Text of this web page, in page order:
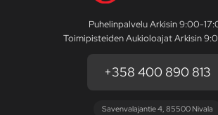
Puhelinpalvelu Arkisin 9:00-
Toimipisteiden Aukioloajat Arkisin
+358 400 890 813
Savenvalajantie 4, 85500 Nivala